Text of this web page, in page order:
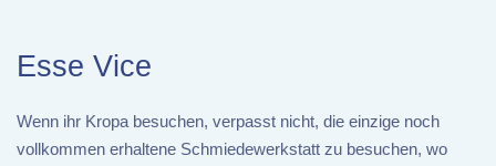
Esse Vice
Wenn ihr Kropa besuchen, verpasst nicht, die einzige noch
vollkommen erhaltene Schmiedewerkstatt zu besuchen, wo